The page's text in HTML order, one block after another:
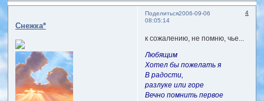
Поделиться 4
2006-09-06
08:05:14
Снежка*
к сожалению, не помню, чье...
Любящим
Хотел бы пожелать я
В радости,
разлуке или горе
Вечно помнить первое